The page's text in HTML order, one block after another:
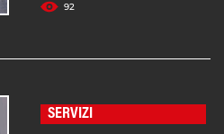
92
SERVIZI